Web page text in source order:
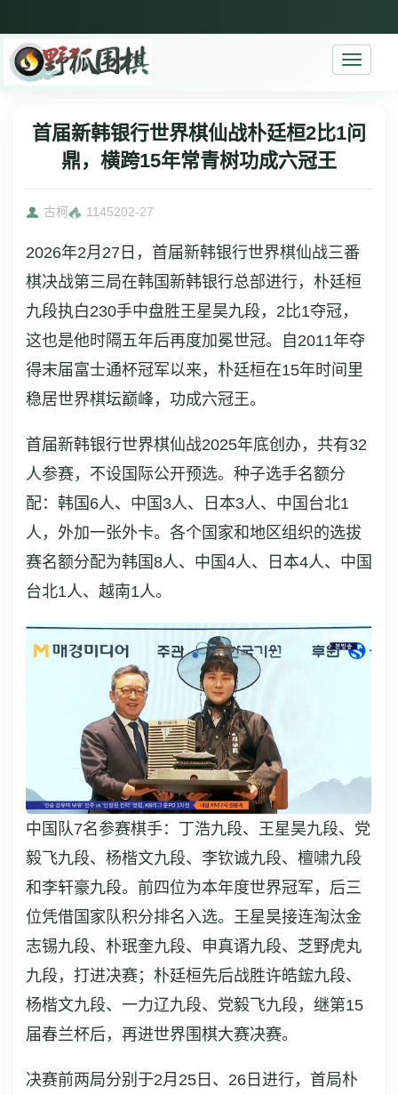
Toggle
首届新韩银行世界棋仙战朴廷桓2比1问
鼎，横跨15年常青树功成六冠王
古柯 1145202-27
2026年2月27日，首届新韩银行世界棋仙战三番
棋决战第三局在韩国新韩银行总部进行，朴廷桓
九段执白230手中盘胜王星昊九段，2比1夺冠，
这也是他时隔五年后再度加冕世冠。自2011年夺
得末届富士通杯冠军以来，朴廷桓在15年时间里
稳居世界棋坛巅峰，功成六冠王。
首届新韩银行世界棋仙战2025年底创办，共有32
人参赛，不设国际公开预选。种子选手名额分
配：韩国6人、中国3人、日本3人、中国台北1
人，外加一张外卡。各个国家和地区组织的选拔
赛名额分配为韩国8人、中国4人、日本4人、中国
台北1人、越南1人。
中国队7名参赛棋手：丁浩九段、王星昊九段、党
毅飞九段、杨楷文九段、李钦诚九段、檀啸九段
和李轩豪九段。前四位为本年度世界冠军，后三
位凭借国家队积分排名入选。王星昊接连淘汰金
志锡九段、朴珉奎九段、申真谞九段、芝野虎丸
九段，打进决赛；朴廷桓先后战胜许皓鋐九段、
杨楷文九段、一力辽九段、党毅飞九段，继第15
届春兰杯后，再进世界围棋大赛决赛。
决赛前两局分别于2月25日、26日进行，首局朴